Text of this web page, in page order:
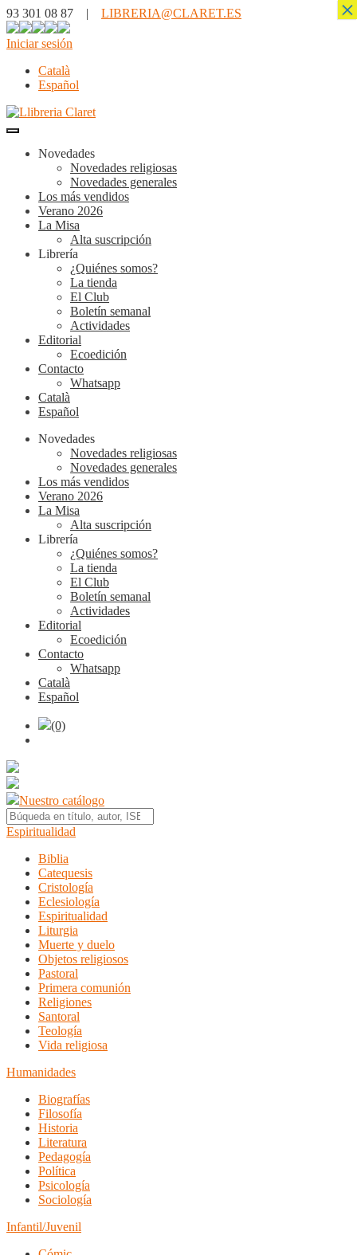
93 301 08 87 | LIBRERIA@CLARET.ES
Iniciar sesión
Català
Español
Novedades
Novedades religiosas
Novedades generales
Los más vendidos
Verano 2026
La Misa
Alta suscripción
Librería
¿Quiénes somos?
La tienda
El Club
Boletín semanal
Actividades
Editorial
Ecoedición
Contacto
Whatsapp
Català
Español
Novedades
Novedades religiosas
Novedades generales
Los más vendidos
Verano 2026
La Misa
Alta suscripción
Librería
¿Quiénes somos?
La tienda
El Club
Boletín semanal
Actividades
Editorial
Ecoedición
Contacto
Whatsapp
Català
Español
(0)
Nuestro catálogo
Espiritualidad
Biblia
Catequesis
Cristología
Eclesiología
Espiritualidad
Liturgia
Muerte y duelo
Objetos religiosos
Pastoral
Primera comunión
Religiones
Santoral
Teología
Vida religiosa
Humanidades
Biografías
Filosofía
Historia
Literatura
Pedagogía
Política
Psicología
Sociología
Infantil/Juvenil
×